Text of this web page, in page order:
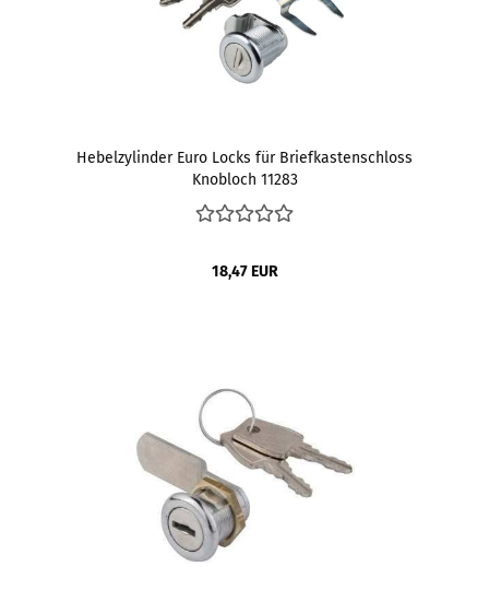
Hebelzylinder Euro Locks für Briefkastenschloss
Knobloch 11283
18,47 EUR